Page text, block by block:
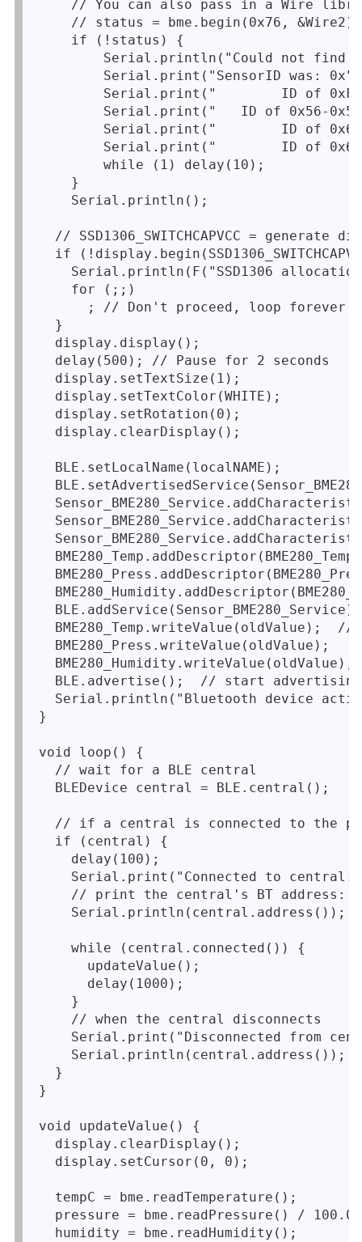
// You can also pass in a Wire
    // status = bme.begin(0x76, &Wire2)
    if (!status) {
Serial.println("Could not find
Serial.print("SensorID was:
Serial.print("        ID of
Serial.print("   ID of 0x56-
Serial.print("        ID of
Serial.print("        ID of
        while (1) delay(10);
    }
    Serial.println();
// SSD1306_SWITCHCAPVCC = generate
if
Serial.println(F("SSD1306
    for (;;)
      ; // Don't proceed, loop forever
  }
  display.display();
  delay(500); // Pause for 2 seconds
  display.setTextSize(1);
  display.setTextColor(WHITE);
  display.setRotation(0);
  display.clearDisplay();
  BLE.setLocalName(localNAME);
BME280_Temp.writeValue(oldValue);
  BME280_Press.writeValue(oldValue);
  BME280_Humidity.writeValue(oldValue);
  BLE.advertise();  // start advertising
Serial.println("Bluetooth device
}
void loop() {
  // wait for a BLE central
  BLEDevice central = BLE.central();
// if a central is connected to the
  if (central) {
    delay(100);
Serial.print("Connected to central:
    // print the central's BT address:
    Serial.println(central.address());
    while (central.connected()) {
      updateValue();
      delay(1000);
    }
    // when the central disconnects
Serial.print("Disconnected from
    Serial.println(central.address());
  }
}
void updateValue() {
  display.clearDisplay();
  display.setCursor(0, 0);
  tempC = bme.readTemperature();
  pressure = bme.readPressure() / 100.0;
  humidity = bme.readHumidity();